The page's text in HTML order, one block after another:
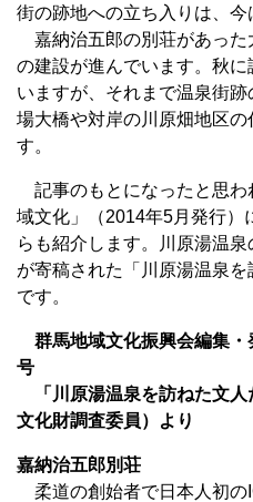
街の跡地への立ち入りは、今
嘉納治五郎の別荘があった
の建設が進んでいます。秋
いますが、それまで温泉街
場大橋や対岸の川原畑地区
す。
記事のもとになったと思わ
域文化」（2014年5月発行）
らも紹介します。川原湯温
が寄稿された「川原湯温泉
です。
群馬地域文化振興会編集
号
「川原湯温泉を訪ねた文人
文化財調査委員）より
嘉納治五郎別荘
柔道の創始者で日本人初の